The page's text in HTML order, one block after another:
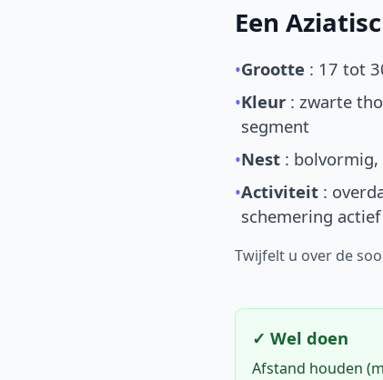
Een
•Grootte : 17 tot
•Kleur : zwarte
segment
•Nest : bolvormig,
•Activiteit :
schemering
Twijfelt u over de
✓ Wel doen
Afstand houden